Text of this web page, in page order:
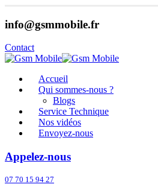
info@gsmmobile.fr
Contact
Accueil
Qui sommes-nous ?
Blogs
Service Technique
Nos vidéos
Envoyez-nous
Appelez-nous
07 70 15 94 27